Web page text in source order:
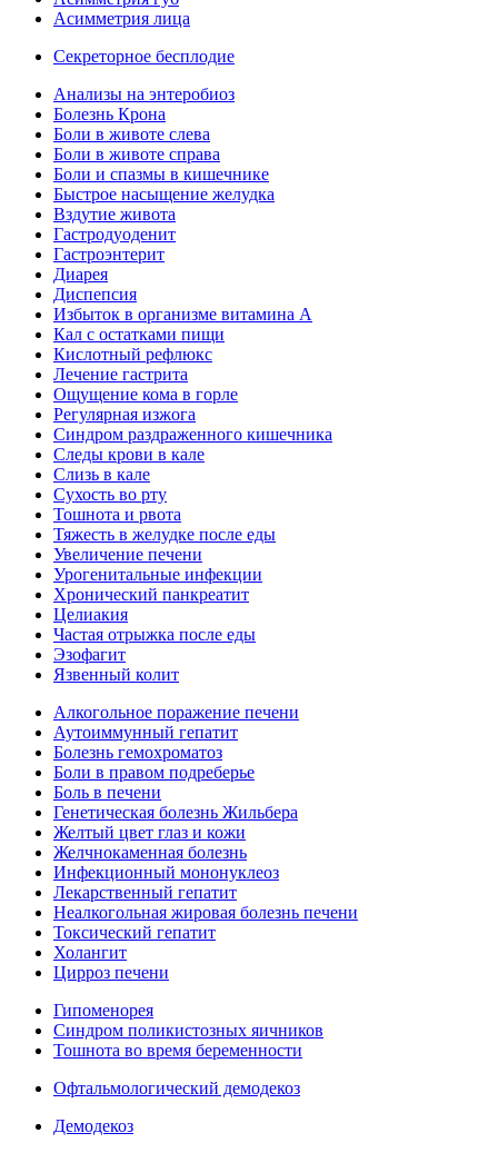
Асимметрия лица
Секреторное бесплодие
Анализы на энтеробиоз
Болезнь Крона
Боли в животе слева
Боли в животе справа
Боли и спазмы в кишечнике
Быстрое насыщение желудка
Вздутие живота
Гастродуоденит
Гастроэнтерит
Диарея
Диспепсия
Избыток в организме витамина А
Кал с остатками пищи
Кислотный рефлюкс
Лечение гастрита
Ощущение кома в горле
Регулярная изжога
Синдром раздраженного кишечника
Следы крови в кале
Слизь в кале
Сухость во рту
Тошнота и рвота
Тяжесть в желудке после еды
Увеличение печени
Урогенитальные инфекции
Хронический панкреатит
Целиакия
Частая отрыжка после еды
Эзофагит
Язвенный колит
Алкогольное поражение печени
Аутоиммунный гепатит
Болезнь гемохроматоз
Боли в правом подреберье
Боль в печени
Генетическая болезнь Жильбера
Желтый цвет глаз и кожи
Желчнокаменная болезнь
Инфекционный мононуклеоз
Лекарственный гепатит
Неалкогольная жировая болезнь печени
Токсический гепатит
Холангит
Цирроз печени
Гипоменорея
Синдром поликистозных яичников
Тошнота во время беременности
Офтальмологический демодекоз
Демодекоз